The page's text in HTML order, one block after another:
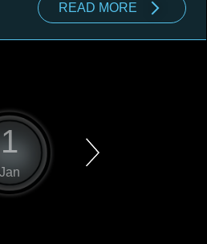
READ MORE
1
Jan